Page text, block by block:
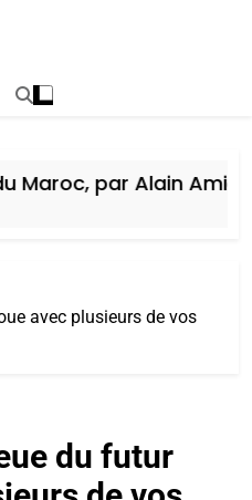
par Alain Amiel
avec plusieurs de vos
du futur